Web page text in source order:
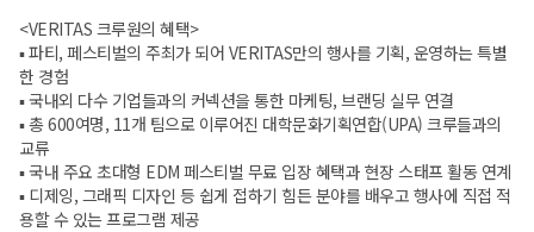
<VERITAS 크루원의 혜택>
▪️ 파티, 페스티벌의 주최가 되어 VERITAS만의 행사를 기획, 운영하는 특별
한 경험
▪️ 국내외 다수 기업들과의 커넥션을 통한 마케팅, 브랜딩 실무 연결
▪️ 총 600여명, 11개 팀으로 이루어진 대학문화기획연합(UPA) 크루들과의
교류
▪️ 국내 주요 초대형 EDM 페스티벌 무료 입장 혜택과 현장 스태프 활동 연계
▪️ 디제잉, 그래픽 디자인 등 쉽게 접하기 힘든 분야를 배우고 행사에 직접 적
용할 수 있는 프로그램 제공